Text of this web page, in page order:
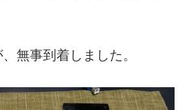
無事到着しました。